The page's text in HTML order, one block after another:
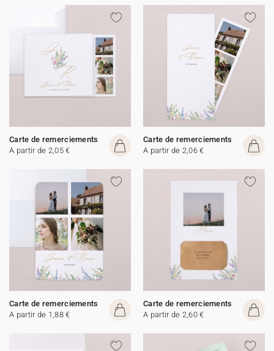
Carte de remerciements
A partir de 2,05 €
Carte de remerciements
A partir de 2,06 €
Carte de remerciements
A partir de 1,88 €
Carte de remerciements
A partir de 2,60 €